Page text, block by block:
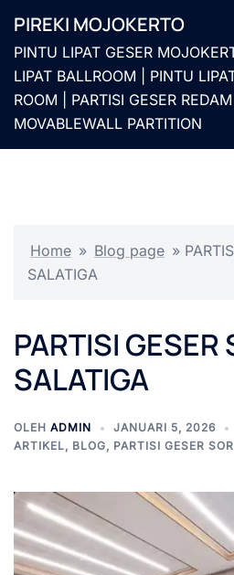
kePIREKI MOJOKERTO
PINTU LIPAT GESER
LIPAT BALLROOM | PINTU
ROOM | PARTISI GESER REDAM |
MOVABLEWALL PARTITION
Home » Blog page »
SALATIGA
PARTISI GESER
SALATIGA
OLEH ADMIN
JANUARI 5, 2026
ARTIKEL, BLOG, PARTISI GESER